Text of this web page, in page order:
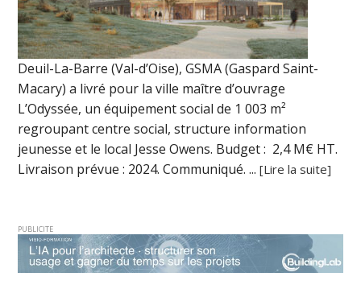
Deuil-La-Barre (Val-d’Oise), GSMA (Gaspard Saint-
Macary) a livré pour la ville maître d’ouvrage
L’Odyssée, un équipement social de 1 003 m²
regroupant centre social, structure information
jeunesse et le local Jesse Owens. Budget : 2,4 M€ HT.
Livraison prévue : 2024. Communiqué. ...[Lire la suite]
PUBLICITE